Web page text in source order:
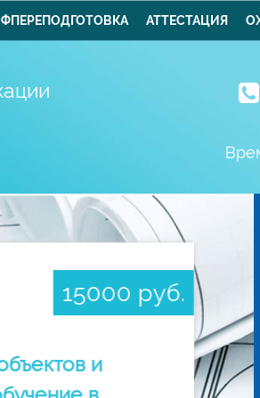
АТТЕСТАЦИЯ
15000 руб.
и